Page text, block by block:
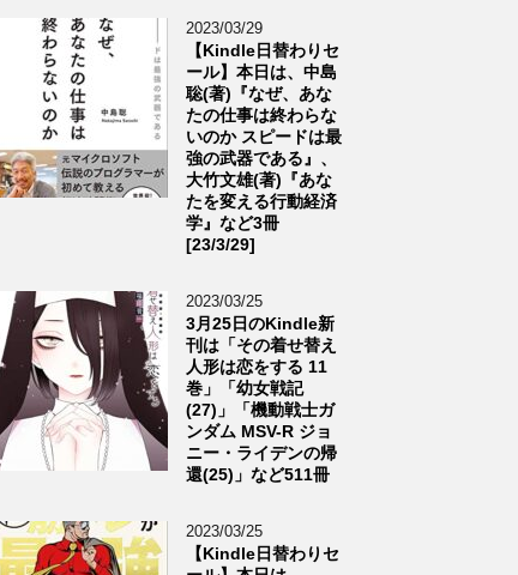
2023/03/29
【Kindle日替わりセ
ール】本日は、中島
聡(著)『なぜ、あな
たの仕事は終わらな
いのか スピードは最
強の武器である』、
大竹文雄(著)『あな
たを変える行動経済
学』など3冊
[23/3/29]
2023/03/25
3月25日のKindle新
刊は「その着せ替え
人形は恋をする 11
巻」「幼女戦記
(27)」「機動戦士ガ
ンダム MSV-R ジョ
ニー・ライデンの帰
還(25)」など511冊
2023/03/25
【Kindle日替わりセ